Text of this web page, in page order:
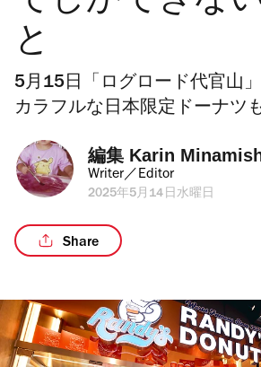
と
5月15日「ログロード代官山」
カラフルな日本限定ドーナツ
編集 Karin
Writer／Editor
2025年5月14日水曜日
Share